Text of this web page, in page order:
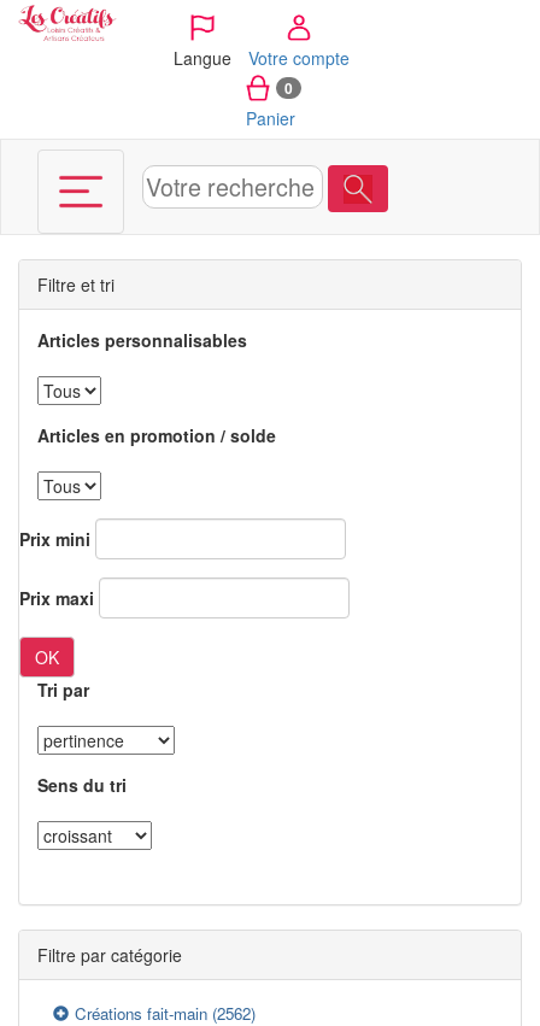
Langue Votre compte
0
Panier
Filtre et tri
Articles personnalisables
Articles en promotion / solde
Prix mini
Prix maxi
OK
Tri par
Sens du tri
Filtre par catégorie
Créations fait-main (2562)
Panneau de gestion des cookies